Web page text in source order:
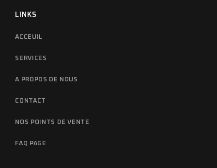
LINKS
ACCEUIL
SERVICES
A PROPOS DE NOUS
CONTACT
NOS POINTS DE VENTE
FAQ PAGE